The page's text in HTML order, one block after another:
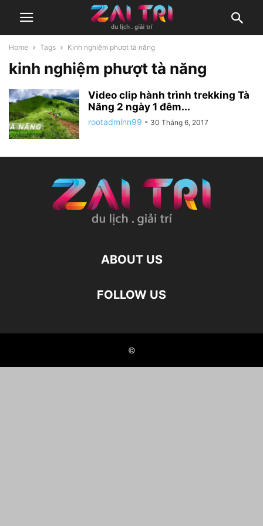
Home Tags Kinh nghiệm phượt tà năng
kinh nghiệm phượt tà năng
Video clip hành trình trekking Tà
Năng 2 ngày 1 đêm...
rootadmlnn99 - 30 Tháng 6, 2017
ABOUT US
FOLLOW US
©